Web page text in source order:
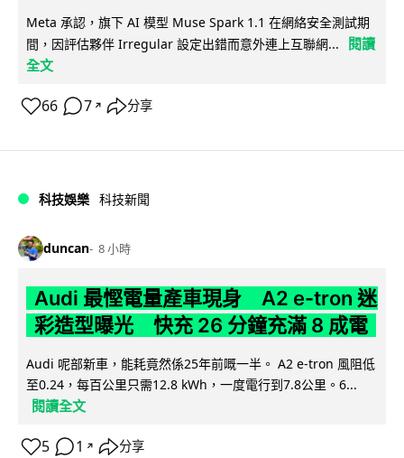
Meta 承認，旗下 AI 模型 Muse Spark 1.1 在網絡安全測試期
間，因評估夥伴 Irregular 設定出錯而意外連上互聯網...
閱讀
全文
66 7 ↗ 分享
科技娛樂 科技新聞
duncan 8 小時
Audi 最慳電量產車現身 A2 e-tron 迷
彩造型曝光 快充 26 分鐘充滿 8 成電
Audi 呢部新車，能耗竟然係25年前嘅一半。 A2 e-tron 風阻低
至0.24，每百公里只需12.8 kWh，一度電行到7.8公里。6...
閱讀全文
5 1 ↗ 分享